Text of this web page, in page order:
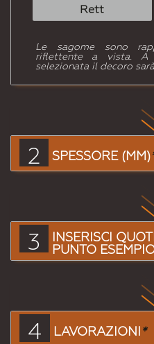
Rett
Le sagome sono
riflettente a vista. A
selezionata il decoro
2 SPESSORE (MM)
3
INSERISCI
PUNTO
4 LAVORAZIONI*